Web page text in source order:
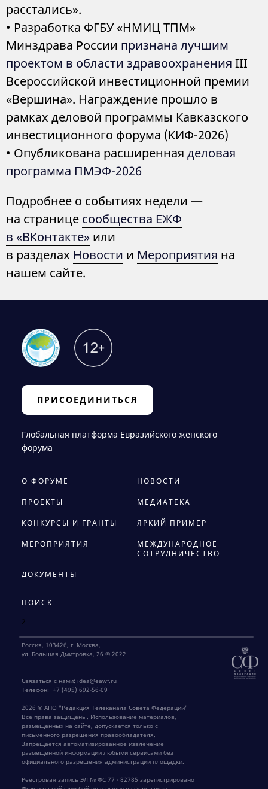
расстались».
• Разработка ФГБУ «НМИЦ ТПМ»
Минздрава России признана лучшим
проектом в области здравоохранения III
Всероссийской инвестиционной премии
«Вершина». Награждение прошло в
рамках деловой программы Кавказского
инвестиционного форума (КИФ-2026)
• Опубликована расширенная деловая
программа ПМЭФ-2026
Подробнее о событиях недели —
на странице сообщества ЕЖФ
в «ВКонтакте» или
в разделах Новости и Мероприятия на
нашем сайте.
ПРИСОЕДИНИТЬСЯ
Глобальная платформа Евразийского женского
форума
О ФОРУМЕ НОВОСТИ
ПРОЕКТЫ МЕДИАТЕКА
КОНКУРСЫ И ГРАНТЫ ЯРКИЙ ПРИМЕР
МЕРОПРИЯТИЯ
МЕЖДУНАРОДНОЕ
СОТРУДНИЧЕСТВО
ДОКУМЕНТЫ
ПОИСК
2
2026 © АНО "Редакция Телеканала Совета Федерации"
Все права защищены. Использование материалов,
размещенных на сайте, допускается только с
письменного разрешения правообладателя.
Запрещается автоматизированное извлечение
размещенной информации любыми сервисами без
официального разрешения администрации площадки.
Реестровая запись ЭЛ № ФС 77 - 82785 зарегистрировано
Россия, 103426, г. Москва,
ул. Большая Дмитровка, 26 © 2022
Связаться с нами: idea@eawf.ru
Телефон: +7 (495) 692-56-09